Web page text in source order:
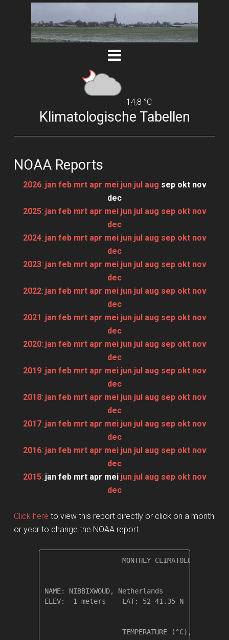
14,8 °C
Klimatologische Tabellen
NOAA Reports
2026: jan feb mrt apr mei jun jul aug sep okt nov
dec
2025: jan feb mrt apr mei jun jul aug sep okt nov
dec
2024: jan feb mrt apr mei jun jul aug sep okt nov
dec
2023: jan feb mrt apr mei jun jul aug sep okt nov
dec
2022: jan feb mrt apr mei jun jul aug sep okt nov
dec
2021: jan feb mrt apr mei jun jul aug sep okt nov
dec
2020: jan feb mrt apr mei jun jul aug sep okt nov
dec
2019: jan feb mrt apr mei jun jul aug sep okt nov
dec
2018: jan feb mrt apr mei jun jul aug sep okt nov
dec
2017: jan feb mrt apr mei jun jul aug sep okt nov
dec
2016: jan feb mrt apr mei jun jul aug sep okt nov
dec
2015: jan feb mrt apr mei jun jul aug sep okt nov
dec
Click here to view this report directly or click on a month
or year to change the NOAA report.
MONTHLY CLIMATOLOGICAL
NAME: NIBBIXWOUD,
ELEV: -1 meters    LAT: 52-41.35 N    LONG:
TEMPERATURE (°C), RAIN